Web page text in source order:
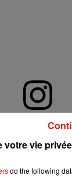
sur Instagram
votre vie
do the following